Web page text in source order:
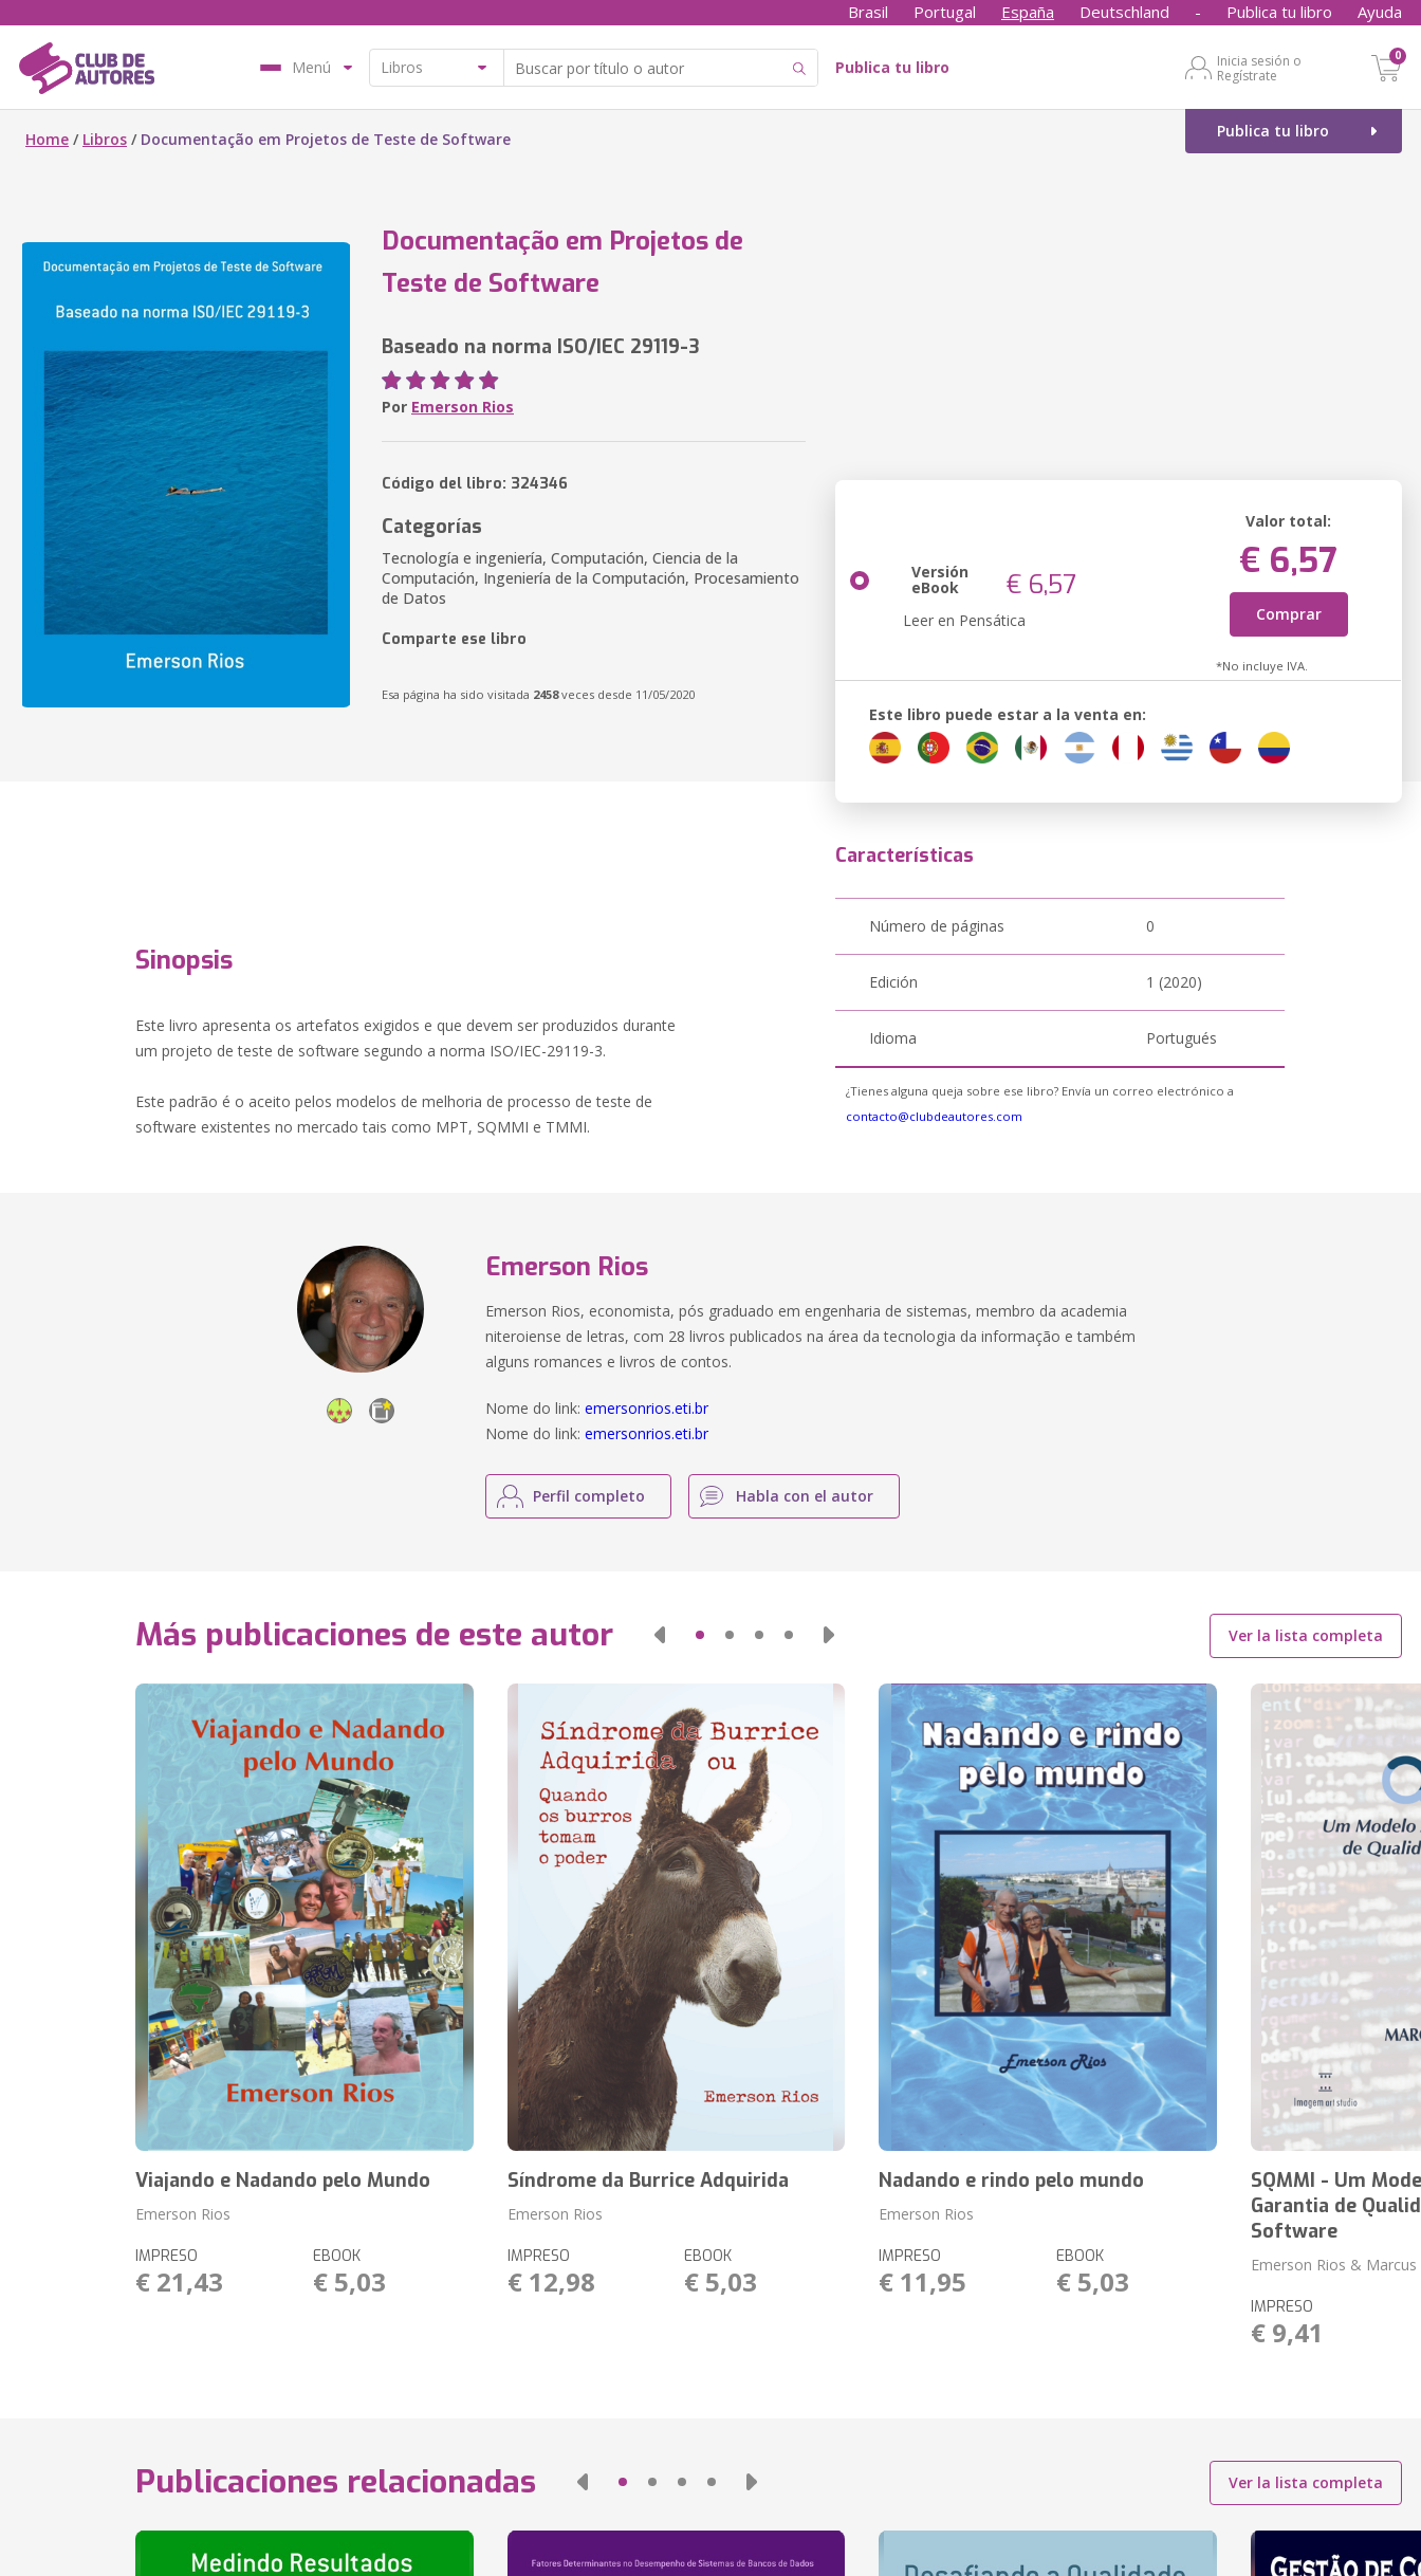
Brasil Portugal España Deutschland - Publica tu libro Ayuda
Menú Publica tu libro
Inicia sesión o
Regístrate
0
Publica tu libro
Home / Libros / Documentação em Projetos de Teste de Software
Documentação em Projetos de
Teste de Software
Baseado na norma ISO/IEC 29119-3
Por Emerson Rios
Código del libro: 324346
Categorías
Tecnología e ingeniería, Computación, Ciencia de la
Computación, Ingeniería de la Computación, Procesamiento
de Datos
Comparte ese libro
Esa página ha sido visitada 2458veces desde 11/05/2020
Versión
eBook € 6,57
Leer en Pensática
Valor total:
€ 6,57
Comprar
*No incluye IVA.
Este libro puede estar a la venta en:
Sinopsis
Este livro apresenta os artefatos exigidos e que devem ser produzidos durante
um projeto de teste de software segundo a norma ISO/IEC-29119-3.
Este padrão é o aceito pelos modelos de melhoria de processo de teste de
software existentes no mercado tais como MPT, SQMMI e TMMI.
Características
Número de páginas 0
Edición 1 (2020)
Idioma Portugués
¿Tienes alguna queja sobre ese libro? Envía un correo electrónico a
contacto@clubdeautores.com
Emerson Rios
Emerson Rios, economista, pós graduado em engenharia de sistemas, membro da academia
niteroiense de letras, com 28 livros publicados na área da tecnologia da informação e também
alguns romances e livros de contos.
Nome do link:emersonrios.eti.br
Nome do link:emersonrios.eti.br
Perfil completo Habla con el autor
Más publicaciones de este autor Ver la lista completa
Viajando e Nadando pelo Mundo
Emerson Rios
IMPRESO
€ 21,43
EBOOK
€ 5,03
Síndrome da Burrice Adquirida
Emerson Rios
IMPRESO
€ 12,98
EBOOK
€ 5,03
Nadando e rindo pelo mundo
Emerson Rios
IMPRESO
€ 11,95
EBOOK
€ 5,03
SQMMI - Um
Garantia de
Software
Emerson Rios &
IMPRESO
€ 9,41
Publicaciones relacionadas Ver la lista completa